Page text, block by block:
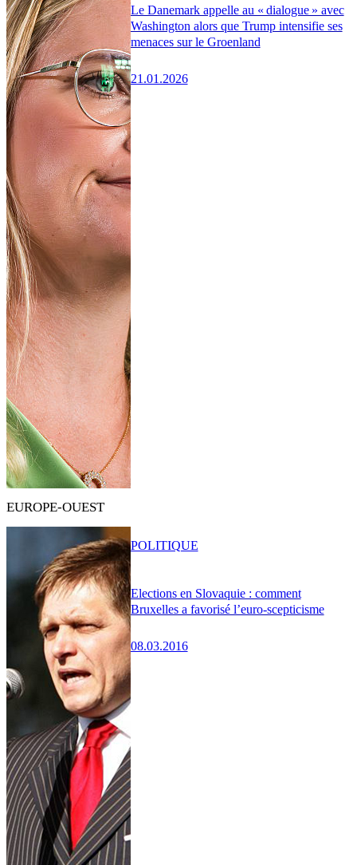
Le Danemark appelle au « dialogue » avec
Washington alors que Trump intensifie ses
menaces sur le Groenland
21.01.2026
EUROPE-OUEST
Elections en Slovaquie : comment
Bruxelles a favorisé l’euro-scepticisme
08.03.2016
POLITIQUE